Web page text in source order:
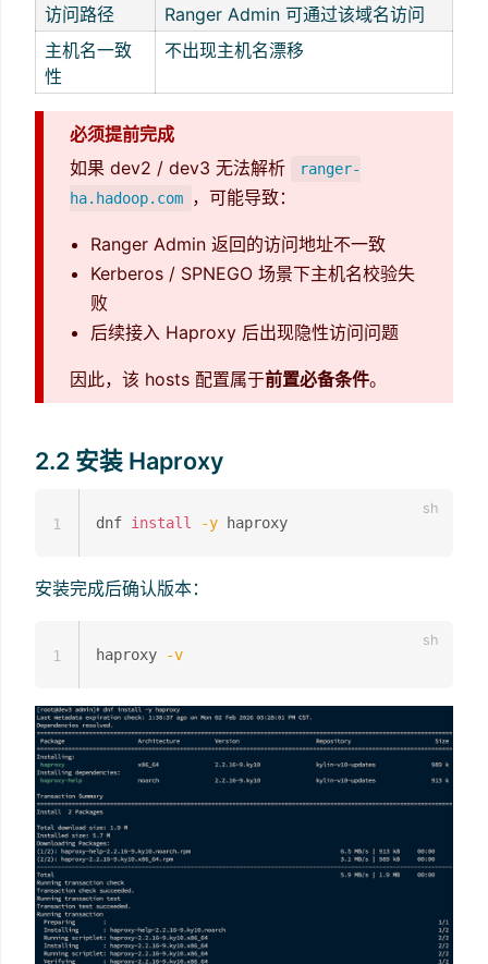
访问路径
Ranger Admin 可通过该域名访问
主机名一致
性
不出现主机名漂移
必须提前完成
如果 dev2 / dev3 无法解析
ranger-
ha.hadoop.com
，可能导致：
Ranger Admin 返回的访问地址不一致
Kerberos / SPNEGO 场景下主机名校验失
败
后续接入 Haproxy 后出现隐性访问问题
因此，该 hosts 配置属于前置必备条件。
2.2 安装 Haproxy
dnf install -y
1
安装完成后确认版本：
haproxy -v
1